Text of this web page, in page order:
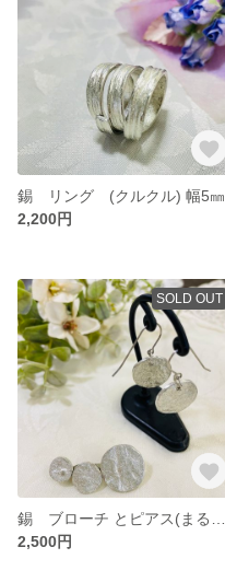
錫 リング (クルクル) 幅5㎜
2,200円
SOLD OUT
2,500円